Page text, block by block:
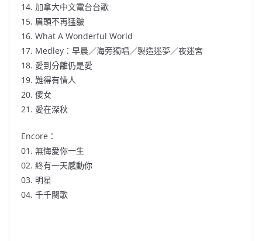
14. 加拿大中文電台台歌
15. 眉頭不再猛皺
16. What A Wonderful World
17. Medley：早晨／海旁獨唱／製造迷夢／夜迷宮
18. 愛到分離仍是愛
19. 難得有情人
20. 傻女
21. 愛在深秋
Encore：
01. 無悔愛你一生
02. 終有一天感動你
03. 明星
04. 千千闋歌